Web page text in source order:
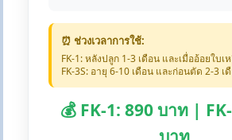
⏰ ช่วงเวลาการใช้:
FK-1: หลังปลูก 1-3 เดือน และเมื่ออ้อยใบเ
FK-3S: อายุ 6-10 เดือน และก่อนตัด 2-3 เ
💰 FK-1: 890 บาท |